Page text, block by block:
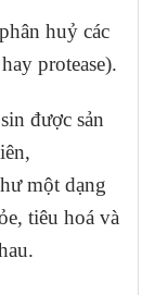
huỷ các
protease).
được sản
một dạng
tiêu hoá và